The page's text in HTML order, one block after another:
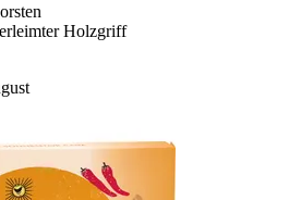
Holzgriff